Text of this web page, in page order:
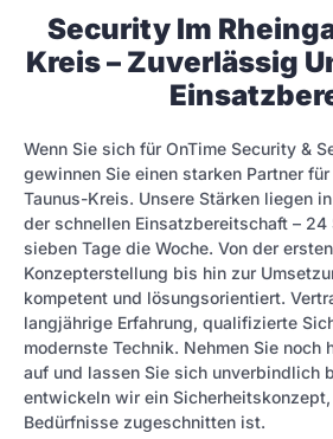
Security Im
Kreis – Zuverlässig
Wenn Sie sich für OnTime Security &
gewinnen Sie einen starken Partner
Taunus-Kreis. Unsere Stärken liegen
der schnellen Einsatzbereitschaft – 24
sieben Tage die Woche. Von der
Konzepterstellung bis hin zur
kompetent und lösungsorientiert.
langjährige Erfahrung, qualifizierte
modernste Technik. Nehmen Sie noch
auf und lassen Sie sich unverbindlich
entwickeln wir ein
Bedürfnisse zugeschnitten ist.